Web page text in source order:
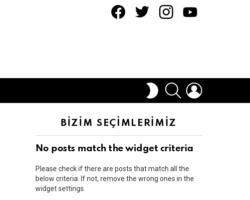
DIŞ
GÖRÜNÜMÜ
ARAMA
AÇ
BİZİM SEÇİMLERİMİZ
No posts match the widget criteria
Please check if there are posts that match all the
below criteria. If not, remove the wrong ones in the
widget settings.